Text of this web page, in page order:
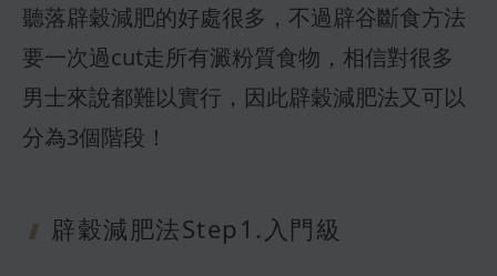
聽落辟穀減肥的好處很多，不過辟谷斷食方法
要一次過cut走所有澱粉質食物，相信對很多
男士來說都難以實行，因此辟穀減肥法又可以
分為3個階段！
辟穀減肥法Step 1.入門級